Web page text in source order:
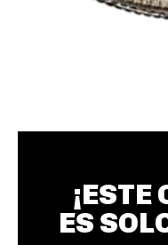
¡ESTE
ES